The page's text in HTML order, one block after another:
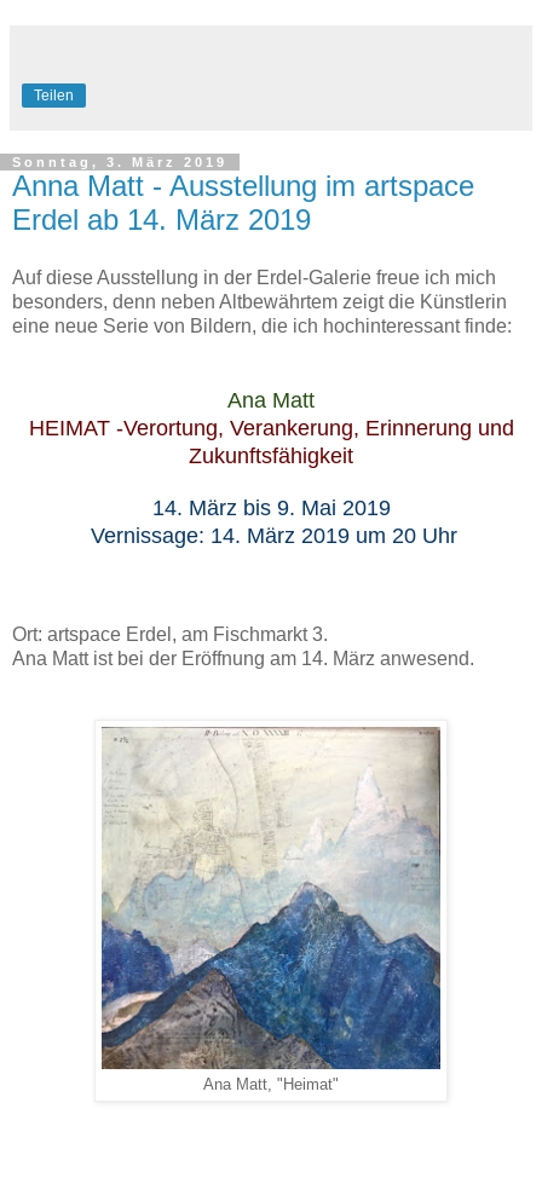
Teilen
Sonntag, 3. März 2019
Anna Matt - Ausstellung im artspace
Erdel ab 14. März 2019
Auf diese Ausstellung in der Erdel-Galerie freue ich mich
besonders, denn neben Altbewährtem zeigt die Künstlerin
eine neue Serie von Bildern, die ich hochinteressant finde:
Ana Matt
HEIMAT -Verortung, Verankerung, Erinnerung und
Zukunftsfähigkeit
14. März bis 9. Mai 2019
Vernissage: 14. März 2019 um 20 Uhr
Ort: artspace Erdel, am Fischmarkt 3.
Ana Matt ist bei der Eröffnung am 14. März anwesend.
Ana Matt, "Heimat"